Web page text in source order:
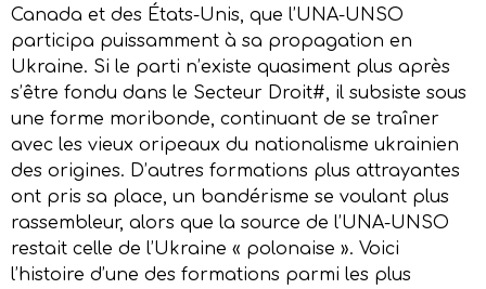
Canada et des États-Unis, que l’UNA-UNSO
participa puissamment à sa propagation en
Ukraine. Si le parti n’existe quasiment plus après
s’être fondu dans le Secteur Droit#, il subsiste sous
une forme moribonde, continuant de se traîner
avec les vieux oripeaux du nationalisme ukrainien
des origines. D’autres formations plus attrayantes
ont pris sa place, un bandérisme se voulant plus
rassembleur, alors que la source de l’UNA-UNSO
restait celle de l’Ukraine « polonaise ». Voici
l’histoire d’une des formations parmi les plus